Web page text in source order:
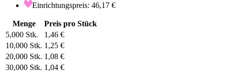
Einrichtungspreis: 46,17 €
Menge
Preis pro Stück
5,000 Stk.
1,46 €
10,000 Stk. 1,25 €
20,000 Stk. 1,08 €
30,000 Stk. 1,04 €